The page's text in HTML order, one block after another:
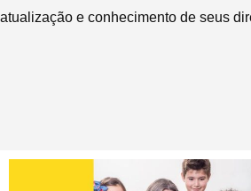
atualização e conhecimento de seus